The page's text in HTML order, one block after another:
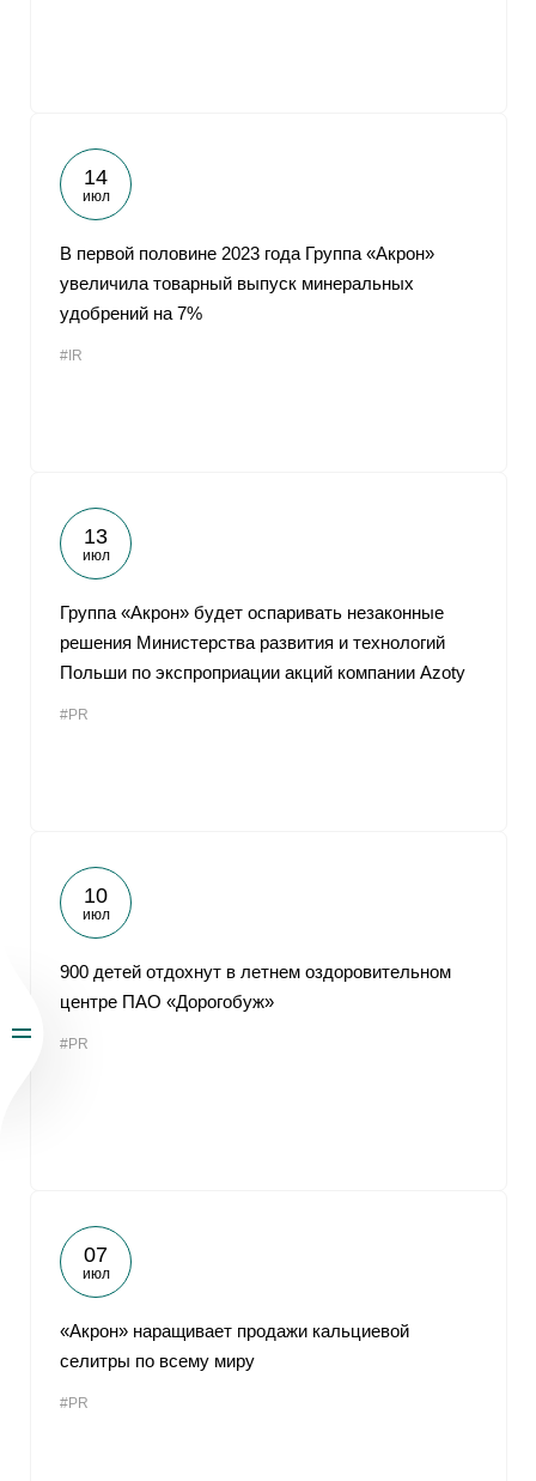
14
июл
В первой половине 2023 года Группа «Акрон»
увеличила товарный выпуск минеральных
удобрений на 7%
#IR
13
июл
Группа «Акрон» будет оспаривать незаконные
решения Министерства развития и технологий
Польши по экспроприации акций компании Azoty
#PR
10
июл
900 детей отдохнут в летнем оздоровительном
центре ПАО «Дорогобуж»
#PR
07
июл
«Акрон» наращивает продажи кальциевой
селитры по всему миру
#PR